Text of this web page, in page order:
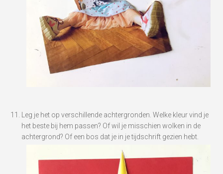
Leg je het op verschillende achtergronden. Welke kleur vind je
het beste bij hem passen? Of wil je misschien wolken in de
achtergrond? Of een bos dat je in je tijdschrift gezien hebt.